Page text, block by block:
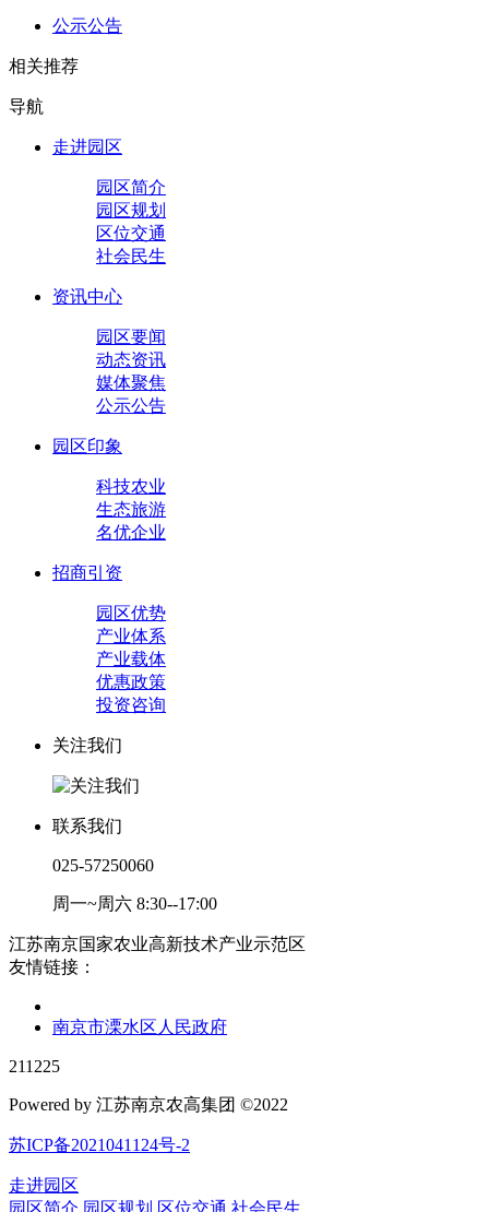
公示公告
相关推荐
导航
走进园区
园区简介
园区规划
区位交通
社会民生
资讯中心
园区要闻
动态资讯
媒体聚焦
公示公告
园区印象
科技农业
生态旅游
名优企业
招商引资
园区优势
产业体系
产业载体
优惠政策
投资咨询
关注我们
联系我们
025-57250060
周一~周六 8:30--17:00
江苏南京国家农业高新技术产业示范区
友情链接：
南京市溧水区人民政府
211225
Powered by 江苏南京农高集团 ©2022
苏ICP备2021041124号-2
走进园区
园区简介 园区规划 区位交通 社会民生